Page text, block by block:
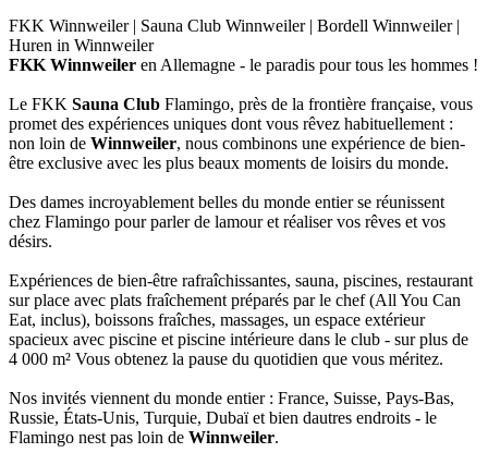
FKK Winnweiler | Sauna Club Winnweiler | Bordell Winnweiler |
Huren in Winnweiler
FKK Winnweiler en Allemagne - le paradis pour tous les hommes !
Le FKK Sauna Club Flamingo, près de la frontière française, vous
promet des expériences uniques dont vous rêvez habituellement :
non loin de Winnweiler, nous combinons une expérience de bien-
être exclusive avec les plus beaux moments de loisirs du monde.
Des dames incroyablement belles du monde entier se réunissent
chez Flamingo pour parler de lamour et réaliser vos rêves et vos
désirs.
Expériences de bien-être rafraîchissantes, sauna, piscines, restaurant
sur place avec plats fraîchement préparés par le chef (All You Can
Eat, inclus), boissons fraîches, massages, un espace extérieur
spacieux avec piscine et piscine intérieure dans le club - sur plus de
4 000 m² Vous obtenez la pause du quotidien que vous méritez.
Nos invités viennent du monde entier : France, Suisse, Pays-Bas,
Russie, États-Unis, Turquie, Dubaï et bien dautres endroits - le
Flamingo nest pas loin de Winnweiler.